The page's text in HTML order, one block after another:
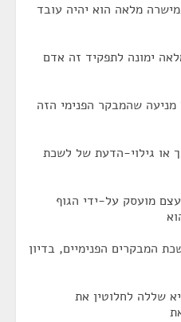
מלאה הוא יהיה עובד
ימונה לתפקיד זה אדם
מניעה שהמבקר הפנימי הזה
או גילוי-הדעת של לשכת
מועסק על-ידי הגוף
המבקרים הפנימיים, בדיון
שללה לחלוטין את